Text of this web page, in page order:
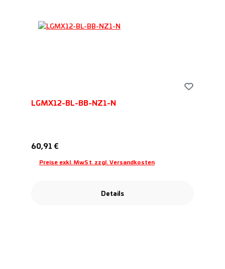
LGMX12-BL-BB-NZ1-N
Regulärer Preis:
60,91 €
Preise exkl. MwSt. zzgl. Versandkosten
Details